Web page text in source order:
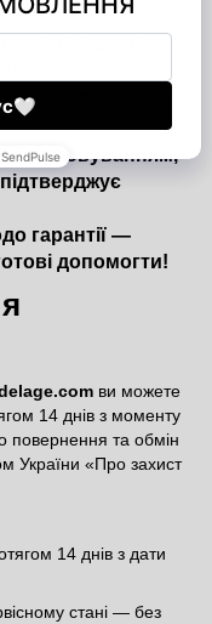
і фурнітури, а
У разі
усунемо недоліки
гарантії —
допомогти!
ви можете
14 днів з моменту
повернення та обмін
України «Про захист
14 днів з дати
стані — без